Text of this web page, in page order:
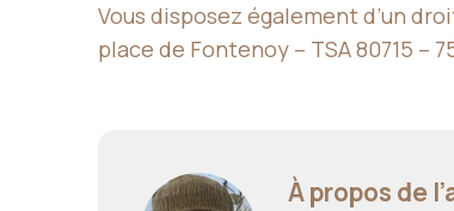
Vous disposez également d’un
place de Fontenoy – TSA 80715 –
À propos de